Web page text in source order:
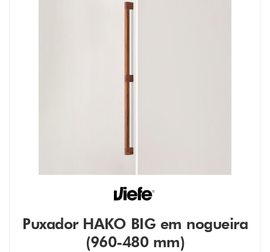
Puxador HAKO BIG em nogueira
(960-480 mm)